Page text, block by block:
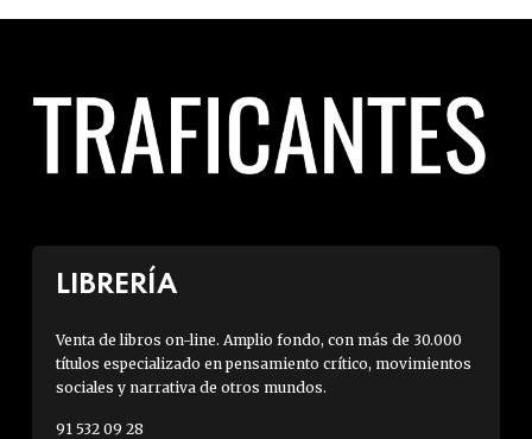
LIBRERÍA
Venta de libros on-line. Amplio fondo, con más de 30.000
títulos especializado en pensamiento crítico, movimientos
sociales y narrativa de otros mundos.
91 532 09 28